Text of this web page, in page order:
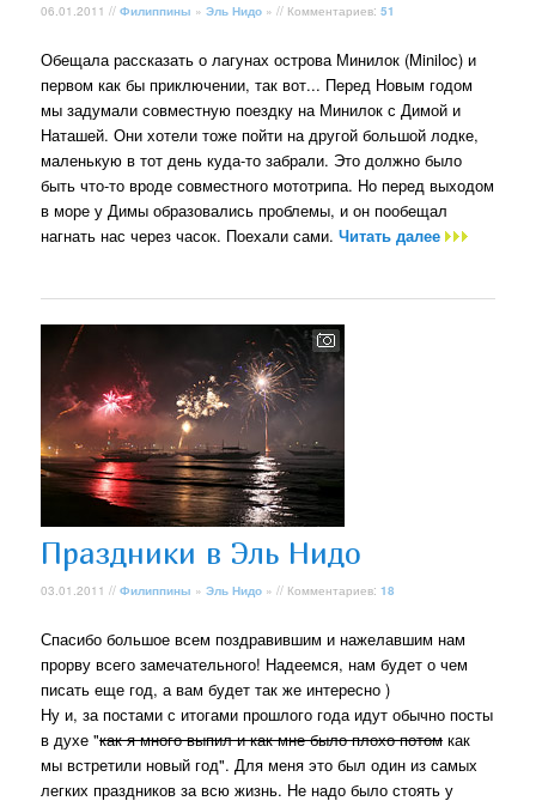
06.01.2011 //Филиппины »Эль Нидо » // Комментариев:51
Обещала рассказать о лагунах острова Минилок (Miniloc) и
первом как бы приключении, так вот... Перед Новым годом
мы задумали совместную поездку на Минилок с Димой и
Наташей. Они хотели тоже пойти на другой большой лодке,
маленькую в тот день куда-то забрали. Это должно было
быть что-то вроде совместного мототрипа. Но перед выходом
в море у Димы образовались проблемы, и он пообещал
нагнать нас через часок. Поехали сами.Читать далее
Праздники в Эль Нидо
03.01.2011 //Филиппины »Эль Нидо » // Комментариев:18
Спасибо большое всем поздравившим и нажелавшим нам
прорву всего замечательного! Надеемся, нам будет о чем
писать еще год, а вам будет так же интересно )
Ну и, за постами с итогами прошлого года идут обычно посты
в духе "как я много выпил и как мне было плохо потом как
мы встретили новый год". Для меня это был один из самых
легких праздников за всю жизнь. Не надо было стоять у